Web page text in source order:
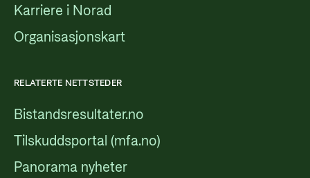
Karriere i Norad
Organisasjonskart
RELATERTE NETTSTEDER
Bistandsresultater.no
Tilskuddsportal (mfa.no)
Panorama nyheter